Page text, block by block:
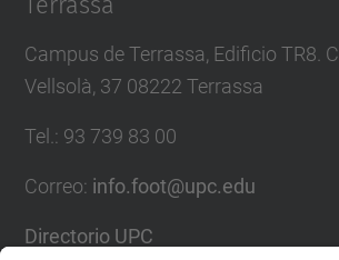
Campus de Terrassa, Edificio TR8.
Vellsolà, 37 08222 Terrassa
Tel. : 93 739 83 00
Correo: info.foot@upc.edu
Directorio UPC